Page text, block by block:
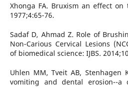
Xhonga FA. Bruxism an effect on
1977;4:65-76.
Sadaf D, Ahmad Z. Role of
Non-Carious Cervical Lesions
of biomedical science: IJBS.
Uhlen MM, Tveit AB, Stenhagen
vomiting and dental erosion--a